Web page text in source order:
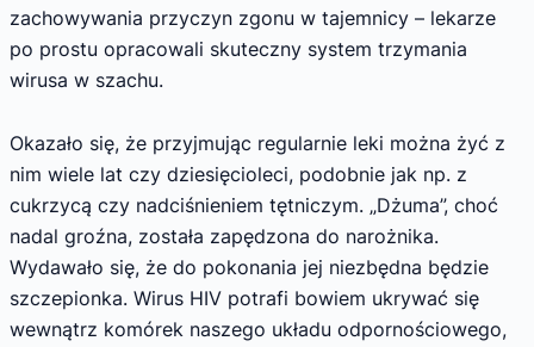
zachowywania przyczyn zgonu w tajemnicy – lekarze
po prostu opracowali skuteczny system trzymania
wirusa w szachu.
Okazało się, że przyjmując regularnie leki można żyć z
nim wiele lat czy dziesięcioleci, podobnie jak np. z
cukrzycą czy nadciśnieniem tętniczym. „Dżuma”, choć
nadal groźna, została zapędzona do narożnika.
Wydawało się, że do pokonania jej niezbędna będzie
szczepionka. Wirus HIV potrafi bowiem ukrywać się
wewnątrz komórek naszego układu odpornościowego,